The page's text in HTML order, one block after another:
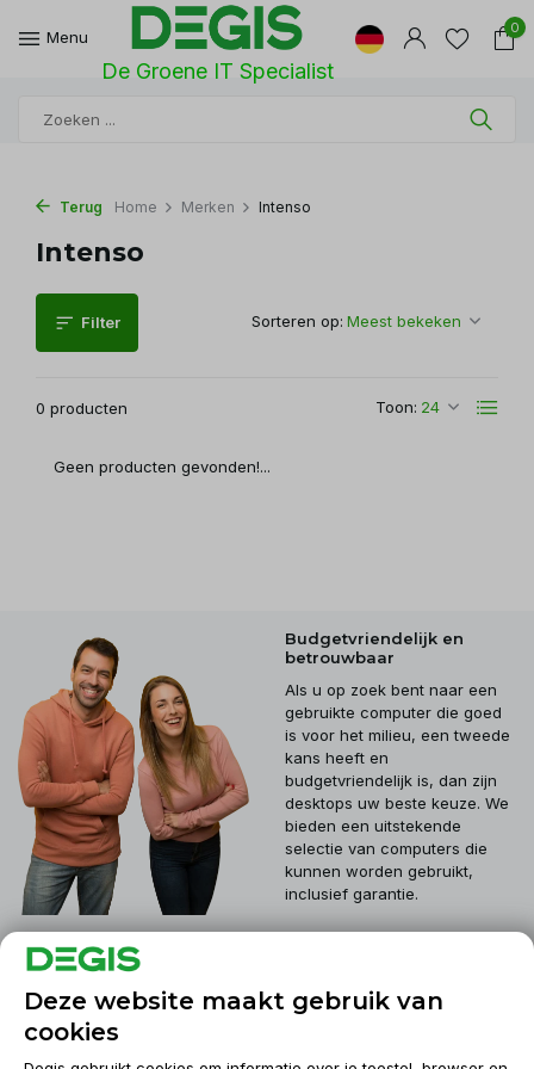
Menu
De Groene IT Specialist
0
Terug Home Merken Intenso
Intenso
Filter
0 producten Toon:
Sorteren op:
Geen producten gevonden!...
Budgetvriendelijk en
betrouwbaar
Als u op zoek bent naar een
gebruikte computer die goed
is voor het milieu, een tweede
kans heeft en
budgetvriendelijk is, dan zijn
desktops uw beste keuze. We
bieden een uitstekende
selectie van computers die
kunnen worden gebruikt,
inclusief garantie.
Klantenservice
Deze website maakt gebruik van
cookies